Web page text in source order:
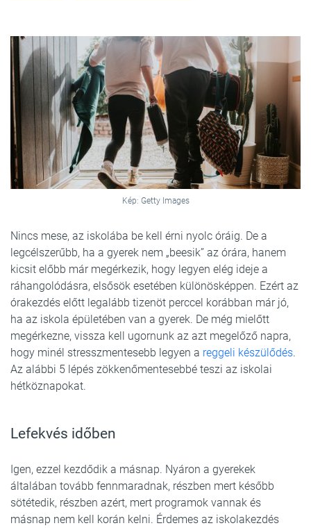
Kép: Getty Images
Nincs mese, az iskolába be kell érni nyolc óráig. De a
legcélszerűbb, ha a gyerek nem „beesik” az órára, hanem
kicsit előbb már megérkezik, hogy legyen elég ideje a
ráhangolódásra, elsősök esetében különösképpen. Ezért az
órakezdés előtt legalább tizenöt perccel korábban már jó,
ha az iskola épületében van a gyerek. De még mielőtt
megérkezne, vissza kell ugornunk az azt megelőző napra,
hogy minél stresszmentesebb legyen a reggeli készülődés.
Az alábbi 5 lépés zökkenőmentesebbé teszi az iskolai
hétköznapokat.
Lefekvés időben
Igen, ezzel kezdődik a másnap. Nyáron a gyerekek
általában tovább fennmaradnak, részben mert később
sötétedik, részben azért, mert programok vannak és
másnap nem kell korán kelni. Érdemes az iskolakezdés